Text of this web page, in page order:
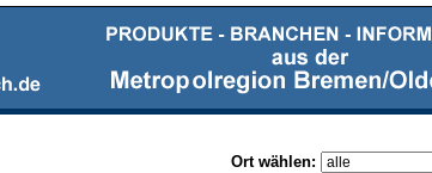
Ort wählen: